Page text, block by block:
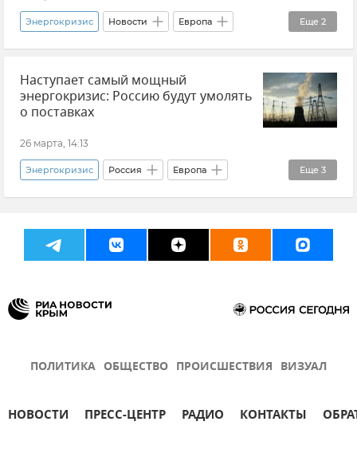
Еще 2
Энергокризис Новости Европа
Международный валютный фонд (МВФ)
Прогноз
Наступает самый мощный
энергокризис: Россию будут умолять
о поставках
26 марта, 14:13
Еще 3
Энергокризис Россия Европа
Великобритания Энергоресурсы
Кирилл Дмитриев
ПОЛИТИКА ОБЩЕСТВО ПРОИСШЕСТВИЯ ВИЗУАЛ
НОВОСТИ ПРЕСС-ЦЕНТР РАДИО КОНТАКТЫ